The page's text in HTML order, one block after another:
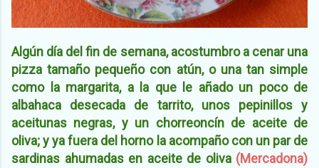
Algún día del fin de semana, acostumbro a cenar una
pizza tamaño pequeño con atún, o una tan simple
como la margarita, a la que le añado un poco de
albahaca desecada de tarrito, unos pepinillos y
aceitunas negras, y un chorreoncín de aceite de
oliva; y ya fuera del horno la acompaño con un par de
sardinas ahumadas en aceite de oliva (Mercadona)